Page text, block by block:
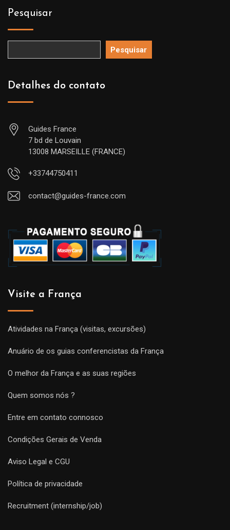
Pesquisar
Pesquisar
Detalhes do contato
Guides France
7 bd de Louvain
13008 MARSEILLE (FRANCE)
+33744750411
contact@guides-france.com
Visite a França
Atividades na França (visitas, excursões)
Anuário de os guias conferencistas da França
O melhor da França e as suas regiões
Quem somos nós ?
Entre em contato connosco
Condições Gerais de Venda
Aviso Legal e CGU
Política de privacidade
Recruitment (internship/job)